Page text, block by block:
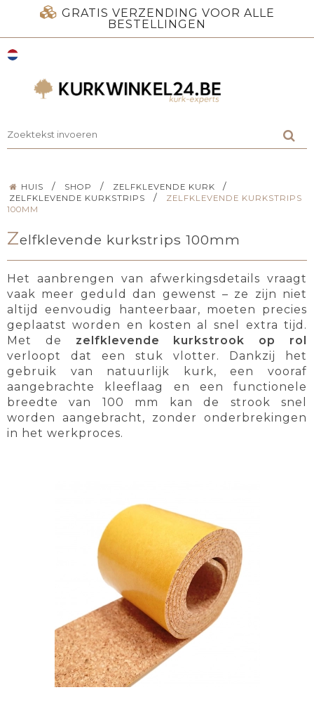
GRATIS VERZENDING VOOR ALLE
BESTELLINGEN
HUIS / SHOP / ZELFKLEVENDE KURK /
ZELFKLEVENDE KURKSTRIPS /
ZELFKLEVENDE KURKSTRIPS
100MM
Zelfklevende kurkstrips 100mm
Het aanbrengen van afwerkingsdetails vraagt
vaak meer geduld dan gewenst – ze zijn niet
altijd eenvoudig hanteerbaar, moeten precies
geplaatst worden en kosten al snel extra tijd.
Met de zelfklevende kurkstrook op rol
verloopt dat een stuk vlotter. Dankzij het
gebruik van natuurlijk kurk, een vooraf
aangebrachte kleeflaag en een functionele
breedte van 100 mm kan de strook snel
worden aangebracht, zonder onderbrekingen
in het werkproces.